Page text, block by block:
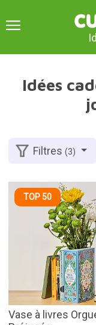
Idées
Filtres(3)
TOP 50
Vase à livres